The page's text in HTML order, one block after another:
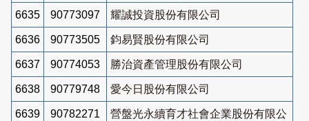
6635 90773097 耀誠投資股份有限公司
6636 90773505 鈞易賢股份有限公司
6637 90774053 勝治資產管理股份有限公司
6638 90779748 愛今日股份有限公司
6639 90782271
營盤光永續育才社會企業股份有限公